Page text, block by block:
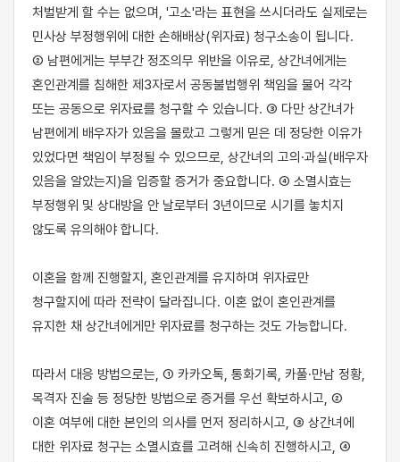
처벌받게 할 수는 없으며, '고소'라는 표현을 쓰시더라도 실제로는
민사상 부정행위에 대한 손해배상(위자료) 청구소송이 됩니다.
② 남편에게는 부부간 정조의무 위반을 이유로, 상간녀에게는
혼인관계를 침해한 제3자로서 공동불법행위 책임을 물어 각각
또는 공동으로 위자료를 청구할 수 있습니다. ③ 다만 상간녀가
남편에게 배우자가 있음을 몰랐고 그렇게 믿은 데 정당한 이유가
있었다면 책임이 부정될 수 있으므로, 상간녀의 고의·과실(배우자
있음을 알았는지)을 입증할 증거가 중요합니다. ④ 소멸시효는
부정행위 및 상대방을 안 날로부터 3년이므로 시기를 놓치지
않도록 유의해야 합니다.
이혼을 함께 진행할지, 혼인관계를 유지하며 위자료만
청구할지에 따라 전략이 달라집니다. 이혼 없이 혼인관계를
유지한 채 상간녀에게만 위자료를 청구하는 것도 가능합니다.
따라서 대응 방법으로는, ① 카카오톡, 통화기록, 카풀·만남 정황,
목격자 진술 등 정당한 방법으로 증거를 우선 확보하시고, ②
이혼 여부에 대한 본인의 의사를 먼저 정리하시고, ③ 상간녀에
대한 위자료 청구는 소멸시효를 고려해 신속히 진행하시고, ④